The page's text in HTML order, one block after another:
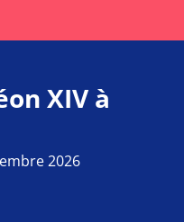
XIV à
2026